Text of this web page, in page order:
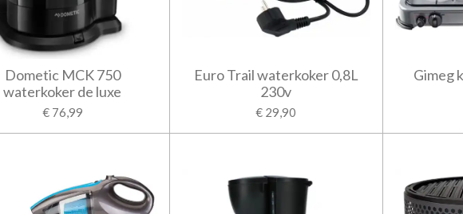
Dometic MCK 750
waterkoker de luxe
€ 76,99
Euro Trail waterkoker 0,8L
230v
€ 29,90
Gimeg